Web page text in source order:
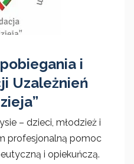
i
Uzależnień
– dzieci, młodzież i
profesjonalną pomoc
i opiekuńczą.